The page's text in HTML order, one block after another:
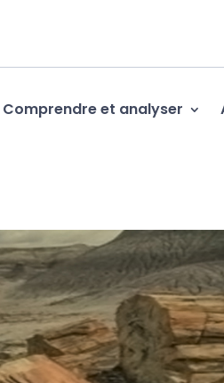
Comprendre et analyser